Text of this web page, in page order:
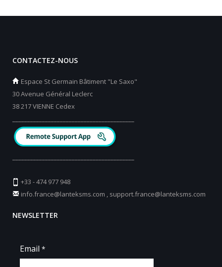
CONTACTEZ-NOUS
Espace St Germain Bâtiment "Le Saxo"
30 Avenue Général Leclerc
38 217 VIENNE Cedex
+33 - 474 977 948
info.france@lanteksms.com
support.france@lanteksms.com
NEWSLETTER